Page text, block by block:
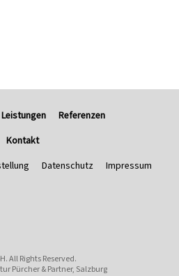
Leistungen
Referenzen
Kontakt
Impressum
Datenschutz
. All Rights Reserved.
Pürcher & Partner, Salzburg